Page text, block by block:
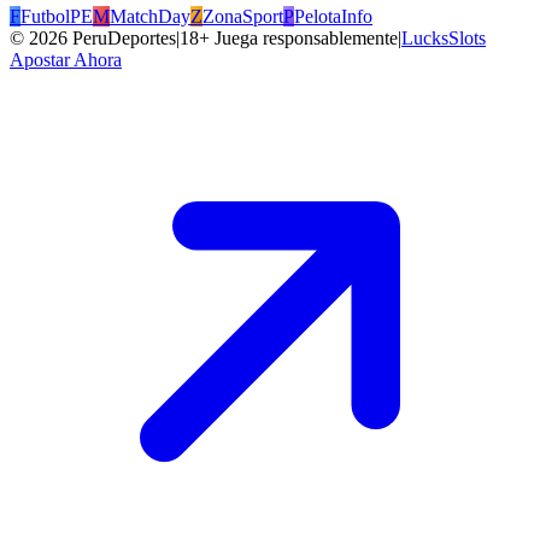
FFutbolPEMMatchDayZZonaSportPPelotaInfo
© 2026 PeruDeportes|18+ Juega responsablemente|LucksSlots
Apostar Ahora